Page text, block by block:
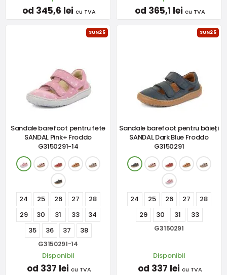
od 345,6 lei cu TVA od 365,1 lei cu TVA
SUN25
Sandale barefoot pentru fete
SANDAL Pink+ Froddo
G3150291-14
24 25 26 27
28
29
30 31 33
34
35
36 37 38
G3150291-14
Disponibil
od 337 lei cu TVA
SUN25
Sandale barefoot pentru băieți
SANDAL Dark Blue Froddo
G3150291
24 25 26 27
28
29
30 31 33
G3150291
Disponibil
od 337 lei cu TVA